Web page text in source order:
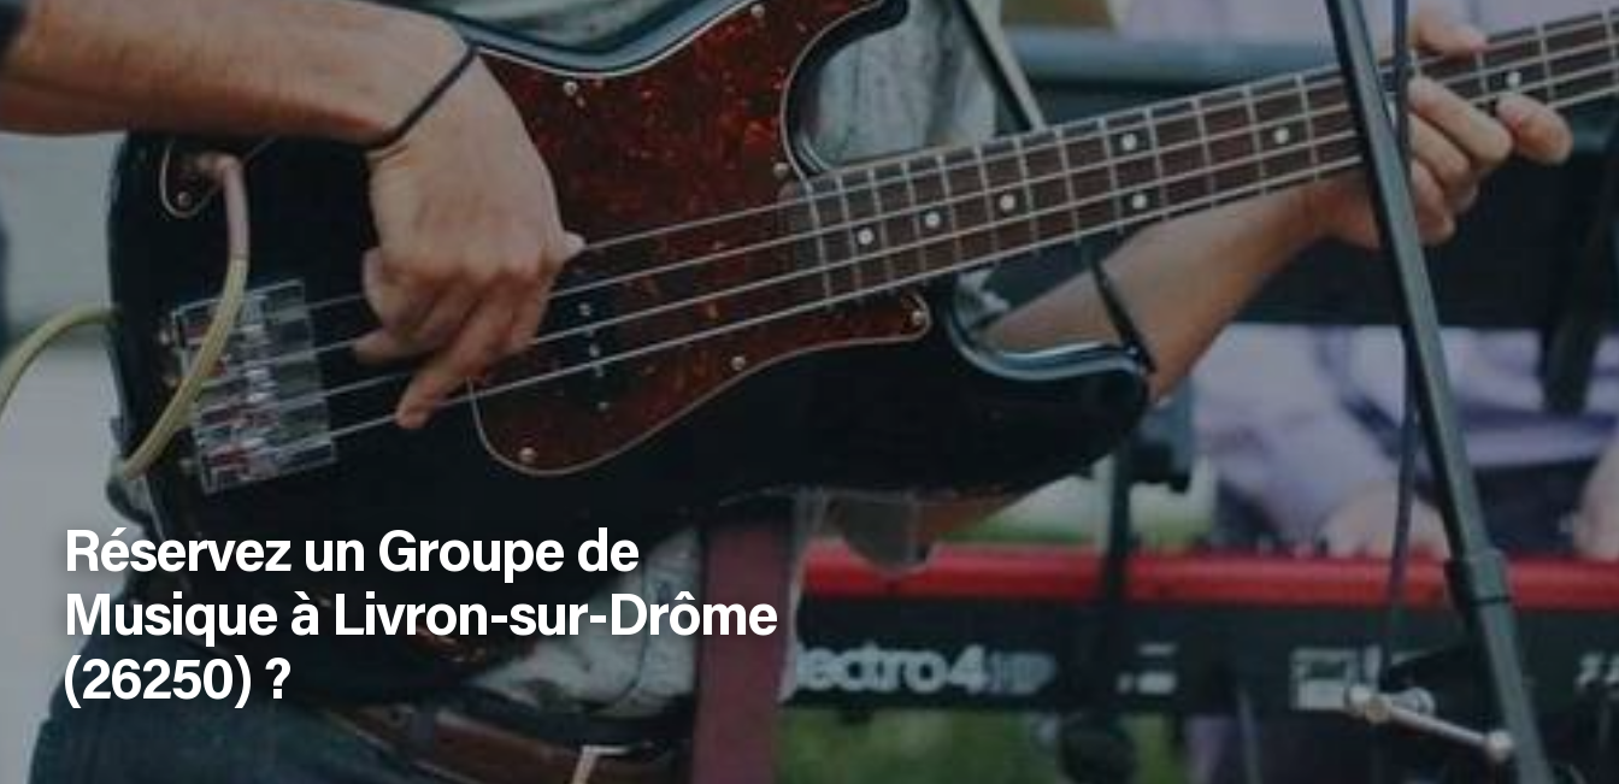
Réservez un Groupe de
Musique à Livron-sur-Drôme
(26250) ?